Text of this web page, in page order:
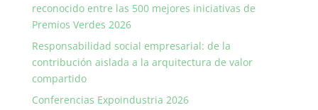
reconocido entre las 500 mejores iniciativas de
Premios Verdes 2026
Responsabilidad social empresarial: de la
contribución aislada a la arquitectura de valor
compartido
Conferencias Expoindustria 2026